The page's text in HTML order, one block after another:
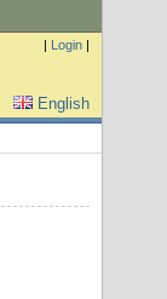
| Login |
English